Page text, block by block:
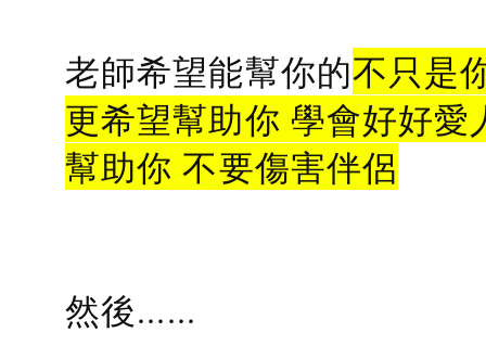
老師希望能幫你的不只是
更希望幫助你 學會好好愛
幫助你 不要傷害伴侶
然後......